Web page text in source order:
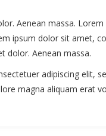
Aenean massa.
ipsum dolor sit amet,
dolor. Aenean massa.
adipiscing elit,
magna aliquam erat